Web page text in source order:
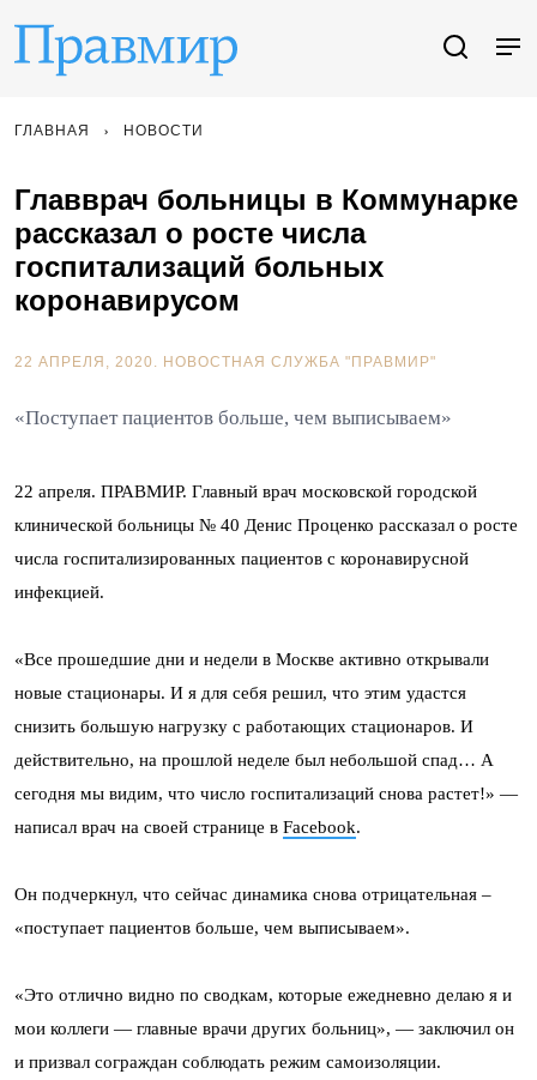
ГЛАВНАЯ НОВОСТИ
Главврач больницы в Коммунарке
рассказал о росте числа
госпитализаций больных
коронавирусом
22 АПРЕЛЯ, 2020. НОВОСТНАЯ СЛУЖБА "ПРАВМИР"
«Поступает пациентов больше, чем выписываем»
22 апреля. ПРАВМИР. Главный врач московской городской
клинической больницы № 40 Денис Проценко рассказал о росте
числа госпитализированных пациентов с коронавирусной
инфекцией.
«Все прошедшие дни и недели в Москве активно открывали
новые стационары. И я для себя решил, что этим удастся
снизить большую нагрузку с работающих стационаров. И
действительно, на прошлой неделе был небольшой спад… А
сегодня мы видим, что число госпитализаций снова растет!» —
написал врач на своей странице в Facebook.
Он подчеркнул, что сейчас динамика снова отрицательная –
«поступает пациентов больше, чем выписываем».
«Это отлично видно по сводкам, которые ежедневно делаю я и
мои коллеги — главные врачи других больниц», — заключил он
и призвал сограждан соблюдать режим самоизоляции.